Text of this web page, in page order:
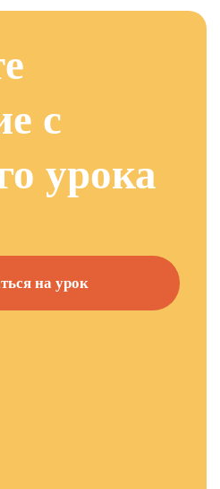
с
урока
на урок